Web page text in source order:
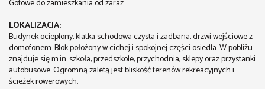
Gotowe do zamieszkania od zaraz.
LOKALIZACJA:
Budynek ocieplony, klatka schodowa czysta i zadbana, drzwi wejściowe z
domofonem. Blok położony w cichej i spokojnej części osiedla. W pobliżu
znajduje się m.in. szkoła, przedszkole, przychodnia, sklepy oraz przystanki
autobusowe. Ogromną zaletą jest bliskość terenów rekreacyjnych i
ścieżek rowerowych.